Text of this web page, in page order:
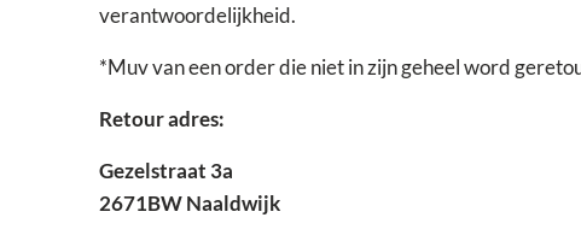
verantwoordelijkheid.
*Muv van een order die niet in zijn geheel word
Retour adres:
Gezelstraat 3a
2671BW Naaldwijk